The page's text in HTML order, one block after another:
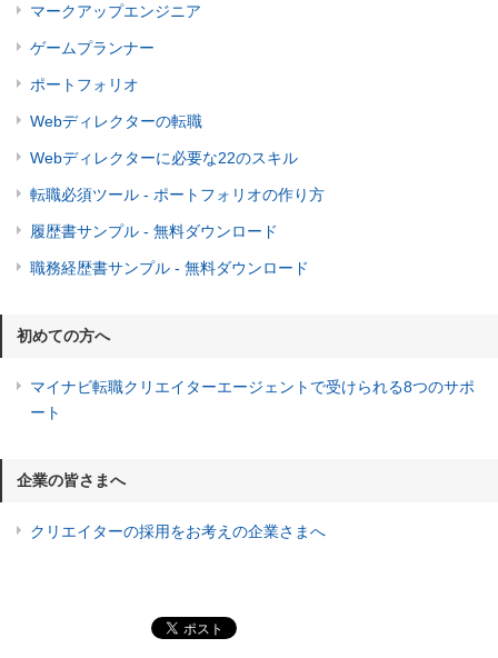
マークアップエンジニア
ゲームプランナー
ポートフォリオ
Webディレクターの転職
Webディレクターに必要な22のスキル
転職必須ツール - ポートフォリオの作り方
履歴書サンプル - 無料ダウンロード
職務経歴書サンプル - 無料ダウンロード
初めての方へ
マイナビ転職クリエイターエージェントで受けられる8つのサポ
ート
企業の皆さまへ
クリエイターの採用をお考えの企業さまへ